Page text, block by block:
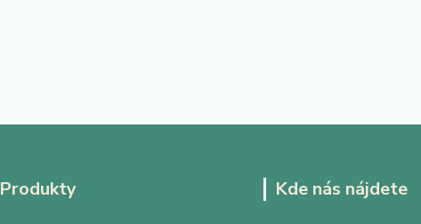
Produkty Kde nás nájdete